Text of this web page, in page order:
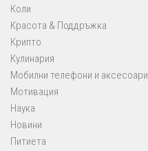
Коли
Красота & Поддръжка
Крипто
Кулинария
Мобилни телефони и аксесоари
Мотивация
Наука
Новини
Питиета